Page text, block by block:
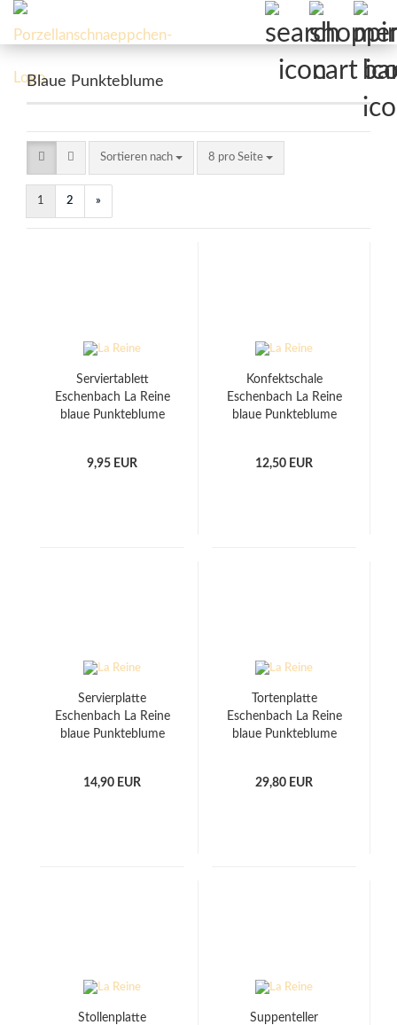
Blaue Punkteblume
Sortieren nach
Sortieren nach 8 pro Seite
pro Seite
1 2 »
Serviertablett
Eschenbach La Reine
blaue Punkteblume
9,95 EUR
Konfektschale
Eschenbach La Reine
blaue Punkteblume
12,50 EUR
Servierplatte
Eschenbach La Reine
blaue Punkteblume
14,90 EUR
Tortenplatte
Eschenbach La Reine
blaue Punkteblume
29,80 EUR
Stollenplatte
Suppenteller